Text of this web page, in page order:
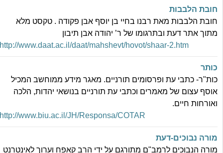
חובת הלבבות
חובת הלבבות מאת רבנו בחיי בן יוסף אבן פקודה . טקסט מלא
מתוך אתר דעת ובתרגומו של ר’ יהודה אבן תיבון
http://www.daat.ac.il/daat/mahshevt/hovot/shaar-2.htm
כותר
כות"ר- כתבי עת ופרסומים תורניים. מאגר מידע ממוחשב המכיל
אוסף עצום של מאמרים וכתבי עת תורניים בנושאי יהדות, הלכה
ואורחות חיים.
http://www.biu.ac.il/JH/Responsa/COTAR
מורה נבוכים-דעת
מורה הנבוכים לרמב"ם מתורגם על ידי הרב קאפח וערוך לאינטרנט